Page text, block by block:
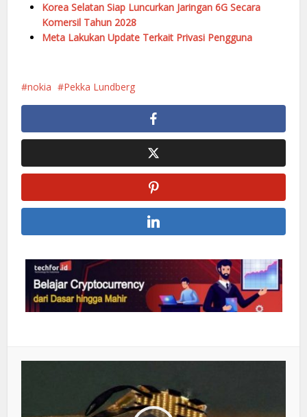
Korea Selatan Siap Luncurkan Jaringan 6G Secara
Komersil Tahun 2028
Meta Lakukan Update Terkait Privasi Pengguna
nokia Pekka Lundberg